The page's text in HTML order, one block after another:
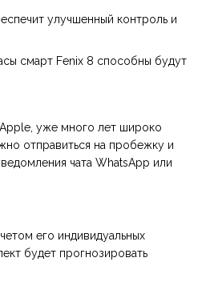
улучшенный контроль и
смарт Fenix 8 способны будут
уже много лет широко
отправиться на пробежку и
чата WhatsApp или
его индивидуальных
будет прогнозировать